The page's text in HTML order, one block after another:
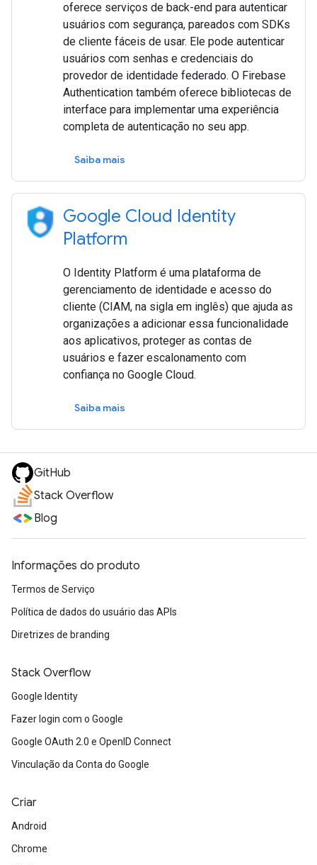
oferece serviços de back-end para autenticar
usuários com segurança, pareados com SDKs
de cliente fáceis de usar. Ele pode autenticar
usuários com senhas e credenciais do
provedor de identidade federado. O Firebase
Authentication também oferece bibliotecas de
interface para implementar uma experiência
completa de autenticação no seu app.
Saiba mais
Google Cloud Identity
Platform
O Identity Platform é uma plataforma de
gerenciamento de identidade e acesso do
cliente (CIAM, na sigla em inglês) que ajuda as
organizações a adicionar essa funcionalidade
aos aplicativos, proteger as contas de
usuários e fazer escalonamento com
confiança no Google Cloud.
Saiba mais
GitHub
Stack Overflow
Blog
Informações do produto
Termos de Serviço
Política de dados do usuário das APIs
Diretrizes de branding
Stack Overflow
Google Identity
Fazer login com o Google
Google OAuth 2.0 e OpenID Connect
Vinculação da Conta do Google
Criar
Android
Chrome